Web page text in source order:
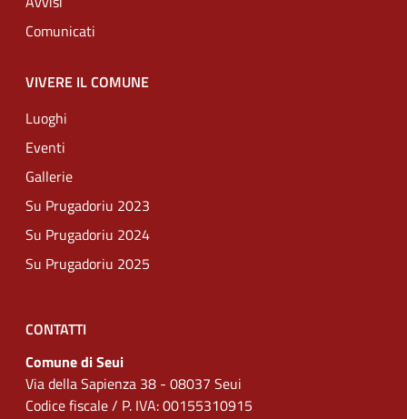
Comunicati
VIVERE IL COMUNE
Luoghi
Eventi
Gallerie
Su Prugadoriu 2023
Su Prugadoriu 2024
Su Prugadoriu 2025
CONTATTI
Comune di Seui
Via della Sapienza 38 - 08037 Seui
Codice fiscale / P. IVA: 00155310915